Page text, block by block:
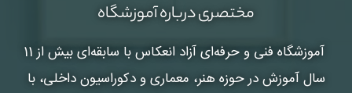
مختصری درباره آموزشگاه
آموزشگاه فنی و حرفه‌ای آزاد انعکاس
با سابقه‌ای بیش از 11
سال آموزش در حوزه هنر، معماری و دکوراسیون داخلی، با